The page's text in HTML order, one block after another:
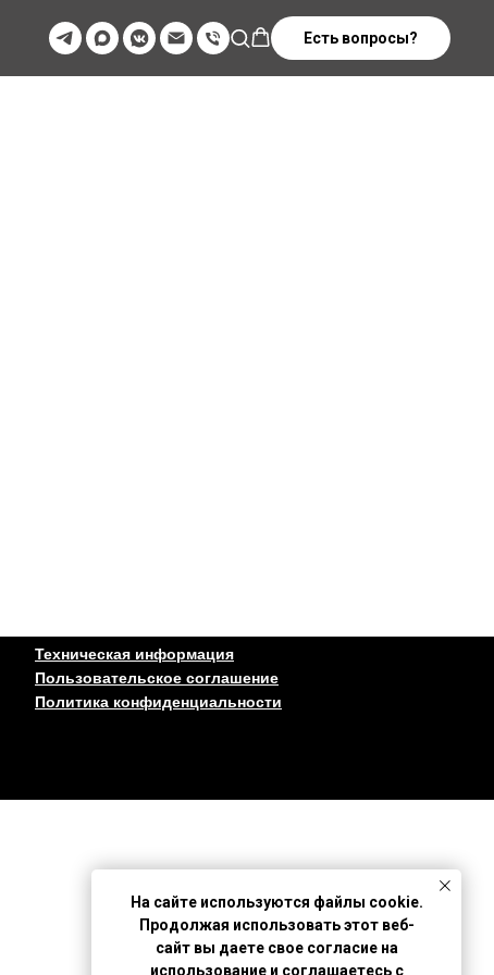
Есть вопросы?
На сайте используются файлы cookie.
Продолжая использовать этот веб-
сайт вы даете свое согласие на
использование и соглашаетесь с
Политика конфиденциальности
Пользовательское соглашение
Техническая информация